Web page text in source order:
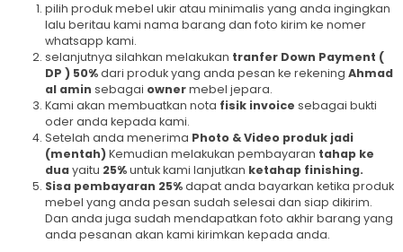
pilih produk mebel ukir atau minimalis yang anda ingingkan
lalu beritau kami nama barang dan foto kirim ke nomer
whatsapp kami.
selanjutnya silahkan melakukan tranfer Down Payment (
DP ) 50%dari produk yang anda pesan ke rekening Ahmad
al amin sebagai ownermebel jepara.
Kami akan membuatkan nota fisik invoice sebagai bukti
oder anda kepada kami.
Setelah anda menerima Photo & Video produk jadi
(mentah)Kemudian melakukan pembayaran tahap ke
duayaitu 25%untuk kami lanjutkan ketahap finishing.
Sisa pembayaran 25%dapat anda bayarkan ketika produk
mebel yang anda pesan sudah selesai dan siap dikirim.
Dan anda juga sudah mendapatkan foto akhir barang yang
anda pesanan akan kami kirimkan kepada anda.